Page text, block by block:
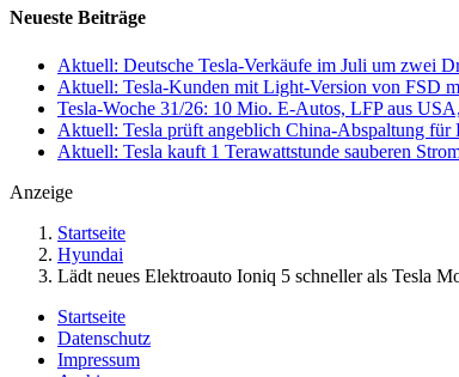
Neueste Beiträge
Aktuell: Deutsche Tesla-Verkäufe im Juli um zwei
Aktuell: Tesla-Kunden mit Light-Version von FSD
Tesla-Woche 31/26: 10 Mio. E-Autos, LFP aus
Aktuell: Tesla prüft angeblich China-Abspaltung
Aktuell: Tesla kauft 1 Terawattstunde sauberen
Anzeige
Startseite
Hyundai
Lädt neues Elektroauto Ioniq 5 schneller als Tesla
Startseite
Datenschutz
Impressum